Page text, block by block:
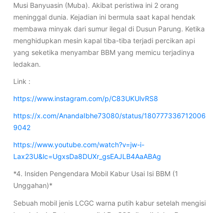
Musi Banyuasin (Muba). Akibat peristiwa ini 2 orang
meninggal dunia. Kejadian ini bermula saat kapal hendak
membawa minyak dari sumur ilegal di Dusun Parung. Ketika
menghidupkan mesin kapal tiba-tiba terjadi percikan api
yang seketika menyambar BBM yang memicu terjadinya
ledakan.
Link :
https://www.instagram.com/p/C83UKUlvRS8
https://x.com/AnandaIbhe73080/status/180777336712006
9042
https://www.youtube.com/watch?v=jw-i-
Lax23U&lc=UgxsDa8DUXr_gsEAJLB4AaABAg
*4. Insiden Pengendara Mobil Kabur Usai Isi BBM (1
Unggahan)*
Sebuah mobil jenis LCGC warna putih kabur setelah mengisi